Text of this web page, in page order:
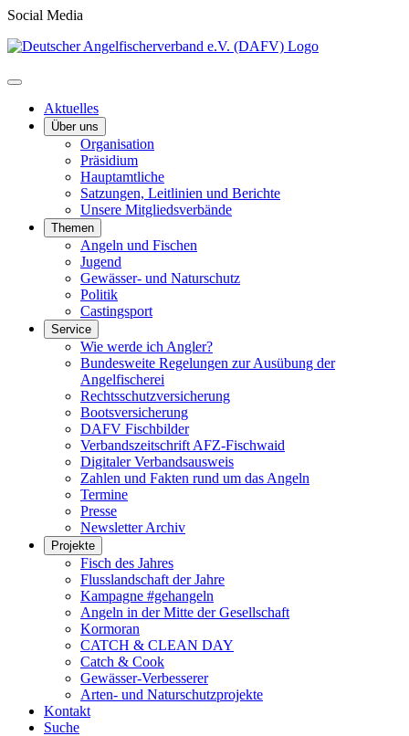
Social Media
Aktuelles
Über uns
Organisation
Präsidium
Hauptamtliche
Satzungen, Leitlinien und Berichte
Unsere Mitgliedsverbände
Themen
Angeln und Fischen
Jugend
Gewässer- und Naturschutz
Politik
Castingsport
Service
Wie werde ich Angler?
Bundesweite Regelungen zur Ausübung der
Angelfischerei
Rechtsschutzversicherung
Bootsversicherung
DAFV Fischbilder
Verbandszeitschrift AFZ-Fischwaid
Digitaler Verbandsausweis
Zahlen und Fakten rund um das Angeln
Termine
Presse
Newsletter Archiv
Projekte
Fisch des Jahres
Flusslandschaft der Jahre
Kampagne #gehangeln
Angeln in der Mitte der Gesellschaft
Kormoran
CATCH & CLEAN DAY
Catch & Cook
Gewässer-Verbesserer
Arten- und Naturschutzprojekte
Kontakt
Suche